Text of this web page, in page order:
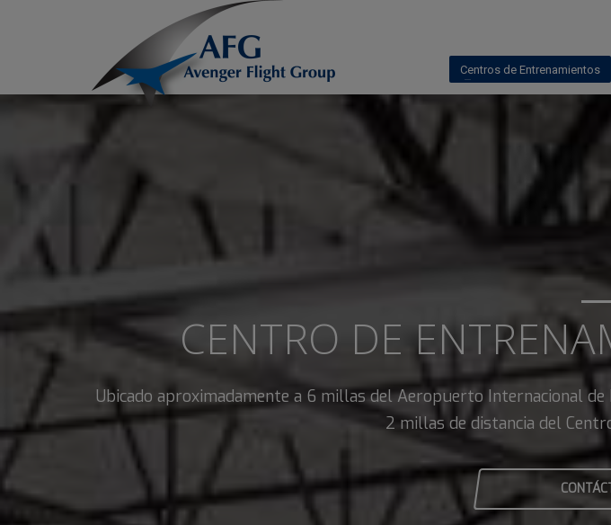
Centros de Entrenamientos
CENTRO DE
Ubicado aproximadamente a 6 millas del Aeropuerto Internacional
2 millas de distancia del